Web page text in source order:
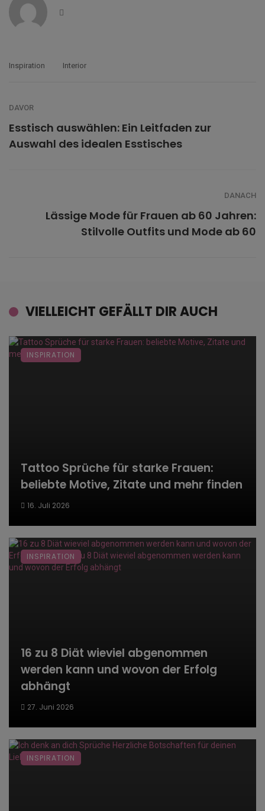
Inspiration Interior
DAVOR
Esstisch auswählen: Ein Leitfaden zur
Auswahl des idealen Esstisches
DANACH
Lässige Mode für Frauen ab 60 Jahren:
Stilvolle Outfits und Mode ab 60
VIELLEICHT GEFÄLLT DIR AUCH
Tattoo Sprüche für starke Frauen:
beliebte Motive, Zitate und mehr finden
16. Juli 2026
INSPIRATION
16 zu 8 Diät wieviel abgenommen
werden kann und wovon der Erfolg
abhängt
27. Juni 2026
INSPIRATION
INSPIRATION